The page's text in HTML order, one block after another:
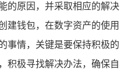
的原因，并采取相应的解决
建钱包，在数字资产的使用
事情，关键是要保持积极的
积极寻找解决办法，确保自